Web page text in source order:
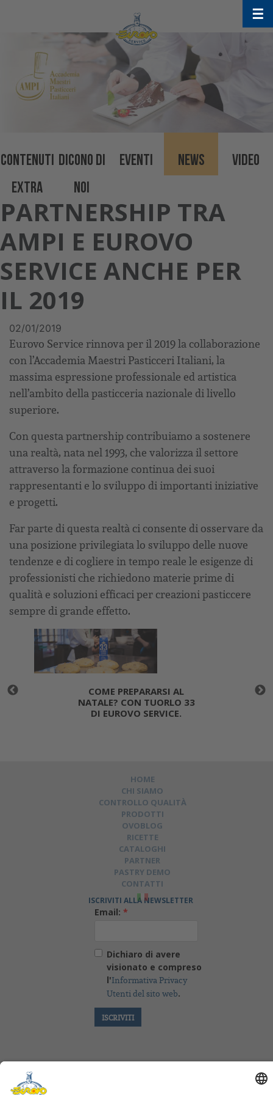
☰
CONTENUTI
EXTRA
DICONO DI
NOI
EVENTI NEWS VIDEO
PARTNERSHIP TRA
AMPI E EUROVO
SERVICE ANCHE PER
IL 2019
02/01/2019
Eurovo Service rinnova per il 2019 la collaborazione
con l’Accademia Maestri Pasticceri Italiani, la
massima espressione professionale ed artistica
nell’ambito della pasticceria nazionale di livello
superiore.
Con questa partnership contribuiamo a sostenere
una realtà, nata nel 1993, che valorizza il settore
attraverso la formazione continua dei suoi
rappresentanti e lo sviluppo di importanti iniziative
e progetti.
Far parte di questa realtà ci consente di osservare da
una posizione privilegiata lo sviluppo delle nuove
tendenze e di cogliere in tempo reale le esigenze di
professionisti che richiedono materie prime di
qualità e soluzioni efficaci per creazioni pasticcere
sempre di grande effetto.
COME PREPARARSI AL
NATALE? CON TUORLO 33
DI EUROVO SERVICE.
HOME
CHI SIAMO
CONTROLLO QUALITÀ
PRODOTTI
OVOBLOG
RICETTE
CATALOGHI
PARTNER
PASTRY DEMO
CONTATTI
ISCRIVITI ALLA NEWSLETTER
Email:*
Dichiaro di avere
visionato e compreso
l'Informativa Privacy
Utenti del sito web.